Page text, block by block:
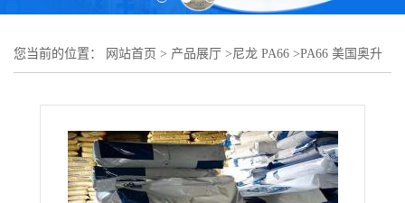
您当前的位置： 网站首页 > 产品展厅 >尼龙 PA66 >PA66 美国奥升